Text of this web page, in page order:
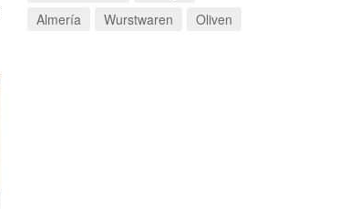
Almería
Wurstwaren Oliven